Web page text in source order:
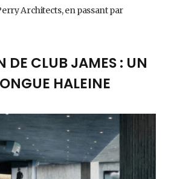
Architects, en passant par
DE CLUB JAMES : UN
HALEINE